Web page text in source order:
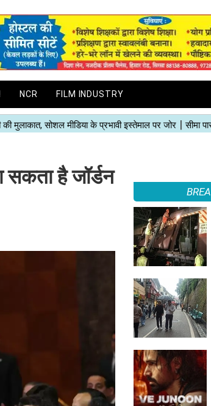
NCR FILM INDUSTRY
है जॉर्डन